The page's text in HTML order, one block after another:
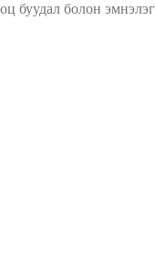
буудал болон эмнэлэг